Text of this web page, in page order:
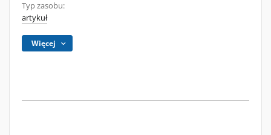
Typ zasobu:
artykuł
Więcej